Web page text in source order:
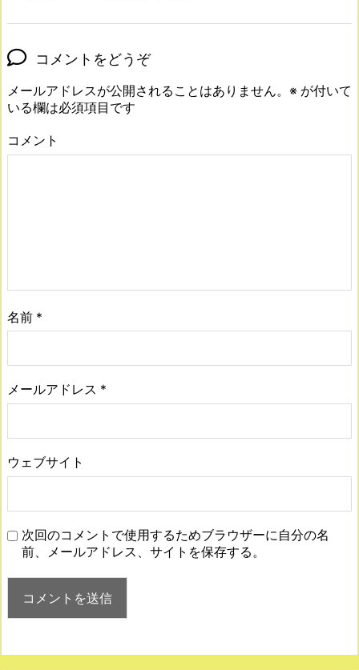
コメントをどうぞ
メールアドレスが公開されることはありません。 ※ が付いて
いる欄は必須項目です
コメント
名前 *
メールアドレス *
ウェブサイト
次回のコメントで使用するためブラウザーに自分の名
前、メールアドレス、サイトを保存する。